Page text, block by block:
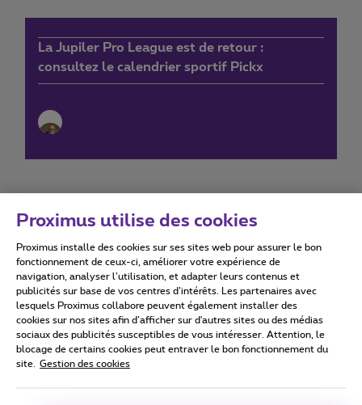
La Jupiler Pro League est de retour :
consultez le calendrier sportif Pickx
Conditions d'utilisation Accessibility statement
Tous droits réservés. © 2026 Proximus
Conditions générales, info consommateur
Proximus utilise des cookies
Proximus installe des cookies sur ses sites web pour assurer le bon
fonctionnement de ceux-ci, améliorer votre expérience de
navigation, analyser l’utilisation, et adapter leurs contenus et
publicités sur base de vos centres d’intérêts. Les partenaires avec
lesquels Proximus collabore peuvent également installer des
cookies sur nos sites afin d’afficher sur d'autres sites ou des médias
sociaux des publicités susceptibles de vous intéresser. Attention, le
blocage de certains cookies peut entraver le bon fonctionnement du
site.
Gestion des cookies